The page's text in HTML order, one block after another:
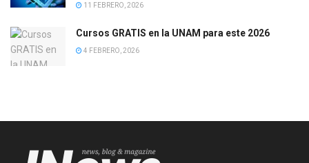
11 FEBRERO, 2026
Cursos GRATIS en la UNAM para este 2026
4 FEBRERO, 2026